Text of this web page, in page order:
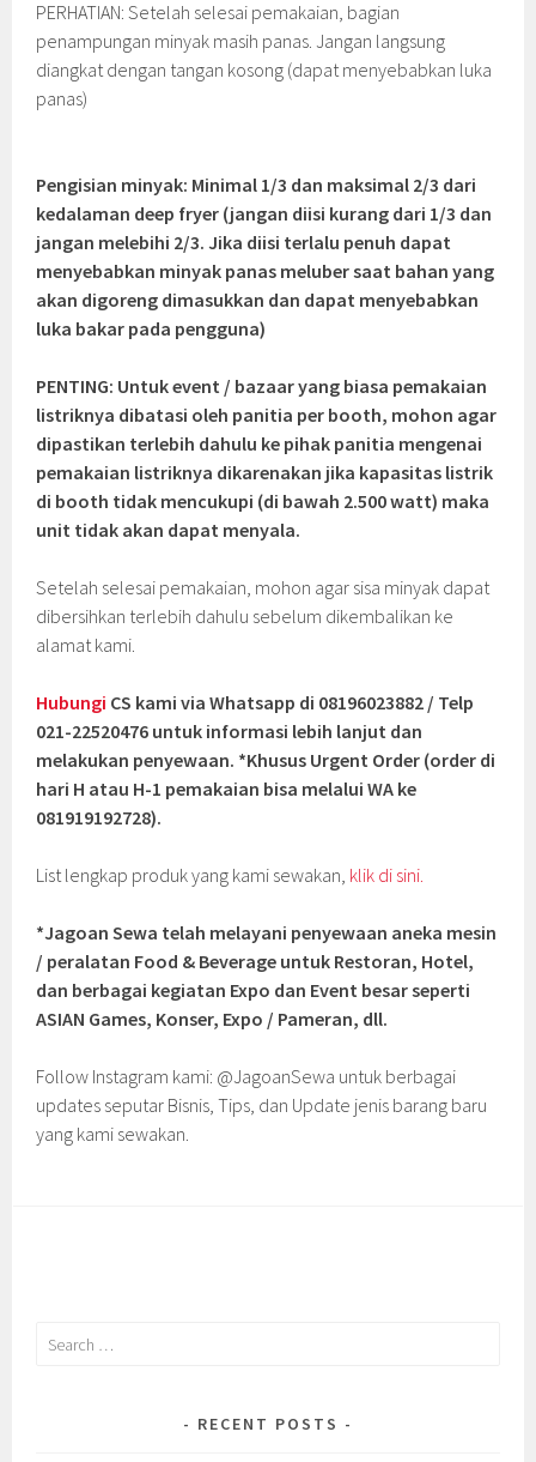
PERHATIAN: Setelah selesai pemakaian, bagian
penampungan minyak masih panas. Jangan langsung
diangkat dengan tangan kosong (dapat menyebabkan luka
panas)
Pengisian minyak: Minimal 1/3 dan maksimal 2/3 dari
kedalaman deep fryer (jangan diisi kurang dari 1/3 dan
jangan melebihi 2/3. Jika diisi terlalu penuh dapat
menyebabkan minyak panas meluber saat bahan yang
akan digoreng dimasukkan dan dapat menyebabkan
luka bakar pada pengguna)
PENTING: Untuk event / bazaar yang biasa pemakaian
listriknya dibatasi oleh panitia per booth, mohon agar
dipastikan terlebih dahulu ke pihak panitia mengenai
pemakaian listriknya dikarenakan jika kapasitas listrik
di booth tidak mencukupi (di bawah 2.500 watt) maka
unit tidak akan dapat menyala.
Setelah selesai pemakaian, mohon agar sisa minyak dapat
dibersihkan terlebih dahulu sebelum dikembalikan ke
alamat kami.
Hubungi CS kami via Whatsapp di 08196023882 / Telp
021-22520476 untuk informasi lebih lanjut dan
melakukan penyewaan. *Khusus Urgent Order (order di
hari H atau H-1 pemakaian bisa melalui WA ke
081919192728).
List lengkap produk yang kami sewakan, klik di sini.
*Jagoan Sewa telah melayani penyewaan aneka mesin
/ peralatan Food & Beverage untuk Restoran, Hotel,
dan berbagai kegiatan Expo dan Event besar seperti
ASIAN Games, Konser, Expo / Pameran, dll.
Follow Instagram kami: @JagoanSewa untuk berbagai
updates seputar Bisnis, Tips, dan Update jenis barang baru
yang kami sewakan.
Search
RECENT POSTS